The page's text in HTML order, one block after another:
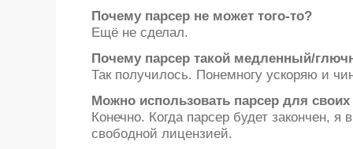
Почему парсер не может того-то?
Ещё не сделал.
Почему парсер такой медленный/
Так получилось. Понемногу ускоряю и
Можно использовать парсер для своих
Конечно. Когда парсер будет закончен, я
свободной лицензией.